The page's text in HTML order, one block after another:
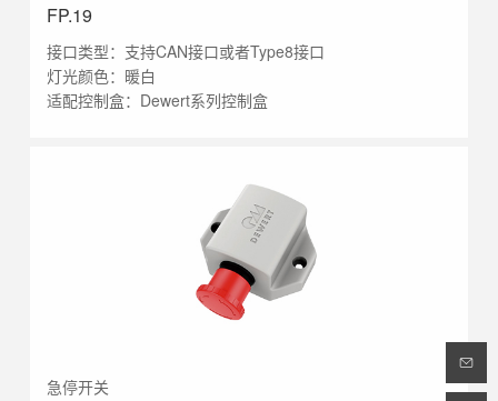
FP.19
接口类型：支持CAN接口或者Type8接口
灯光颜色：暖白
适配控制盒：Dewert系列控制盒
急停开关